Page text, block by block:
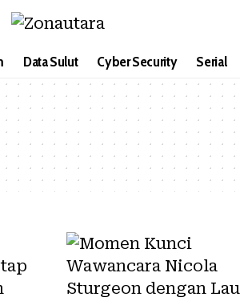
Data Sulut Cyber Security Serial